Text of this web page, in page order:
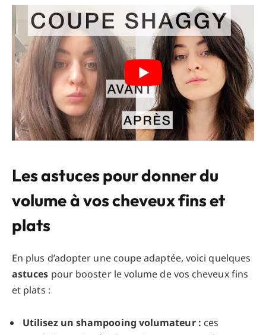
Les astuces pour donner du
volume à vos cheveux fins et
plats
En plus d’adopter une coupe adaptée, voici quelques
astuces pour booster le volume de vos cheveux fins
et plats :
Utilisez un shampooing volumateur : ces